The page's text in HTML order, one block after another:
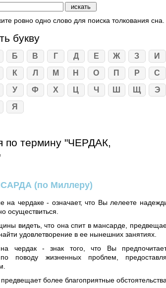
ровно одно слово для поиска толкования сна.
букву
Б В Г Д Е Ж З
И
К Л М Н О П Р
С
У Ф Х Ц Ч Ш Щ
Э
Я
по термину "ЧЕРДАК,
(по Миллеру)
на чердаке - означает, что Вы лелеете
осуществиться.
видеть, что она спит в мансарде,
удовлетворение в ее нынешних занятиях.
чердак - знак того, что Вы
по поводу жизненных проблем,
более благоприятные